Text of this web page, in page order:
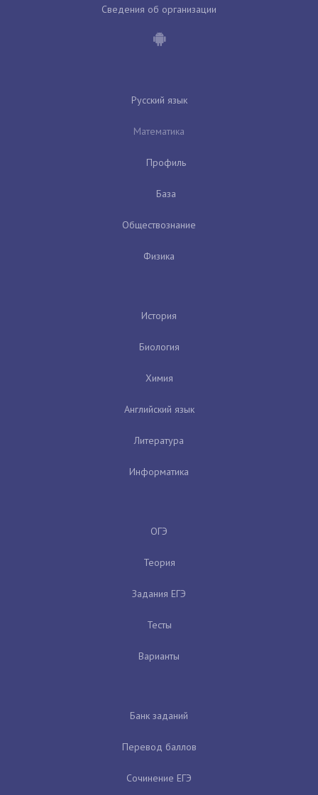
Сведения об организации
Русский язык
Математика
Профиль
База
Обществознание
Физика
История
Биология
Химия
Английский язык
Литература
Информатика
ОГЭ
Теория
Задания ЕГЭ
Тесты
Варианты
Банк заданий
Перевод баллов
Сочинение ЕГЭ